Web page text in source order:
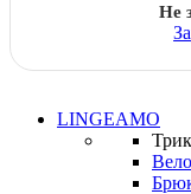
Не
LINGEAMO